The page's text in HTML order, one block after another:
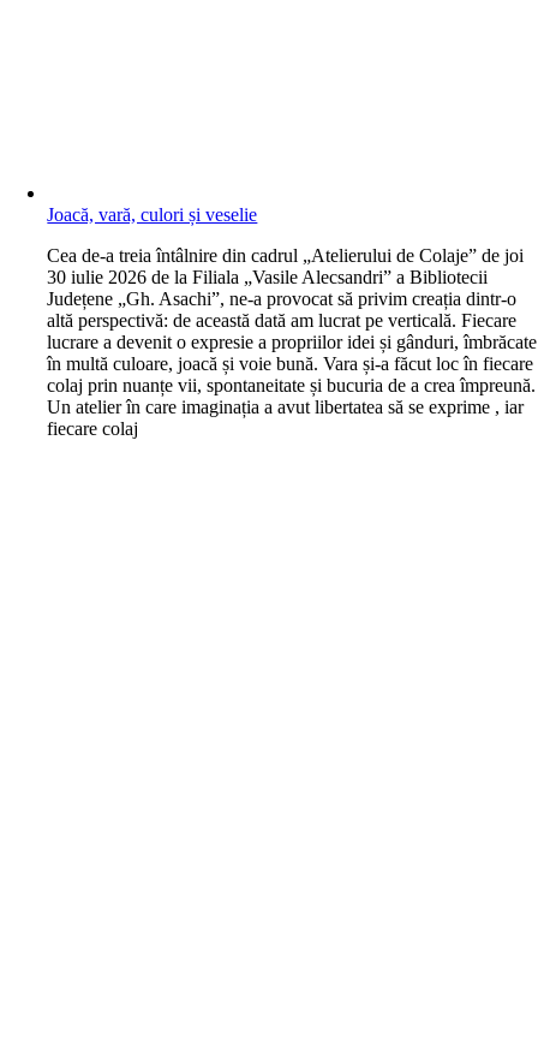
Joacă, vară, culori și veselie
Cea de-a treia întâlnire din cadrul „Atelierului de Colaje” de joi
30 iulie 2026 de la Filiala „Vasile Alecsandri” a Bibliotecii
Județene „Gh. Asachi”, ne-a provocat să privim creația dintr-o
altă perspectivă: de această dată am lucrat pe verticală. Fiecare
lucrare a devenit o expresie a propriilor idei și gânduri, îmbrăcate
în multă culoare, joacă și voie bună. Vara și-a făcut loc în fiecare
colaj prin nuanțe vii, spontaneitate și bucuria de a crea împreună.
Un atelier în care imaginația a avut libertatea să se exprime , iar
fiecare colaj